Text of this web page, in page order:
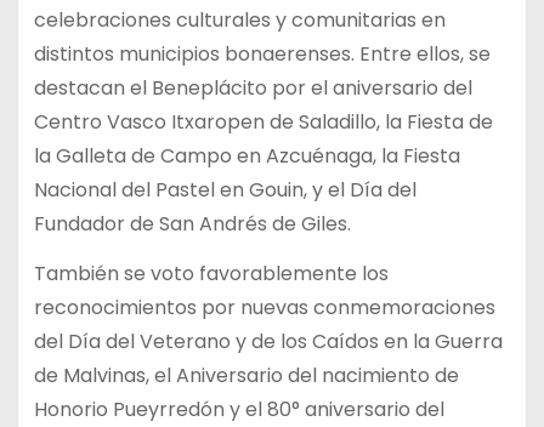
celebraciones culturales y comunitarias en
distintos municipios bonaerenses. Entre ellos, se
destacan el Beneplácito por el aniversario del
Centro Vasco Itxaropen de Saladillo, la Fiesta de
la Galleta de Campo en Azcuénaga, la Fiesta
Nacional del Pastel en Gouin, y el Día del
Fundador de San Andrés de Giles.
También se voto favorablemente los
reconocimientos por nuevas conmemoraciones
del Día del Veterano y de los Caídos en la Guerra
de Malvinas, el Aniversario del nacimiento de
Honorio Pueyrredón y el 80° aniversario del